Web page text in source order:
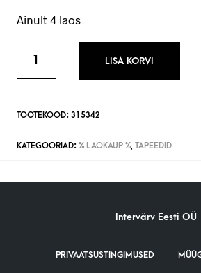
Ainult 4 laos
LISA KORVI
TOOTEKOOD: 315342
KATEGOORIAD: % LAOKAUP %, TAPEEDID
Intervärv Eesti OÜ
PRIVAATSUSTINGIMUSED